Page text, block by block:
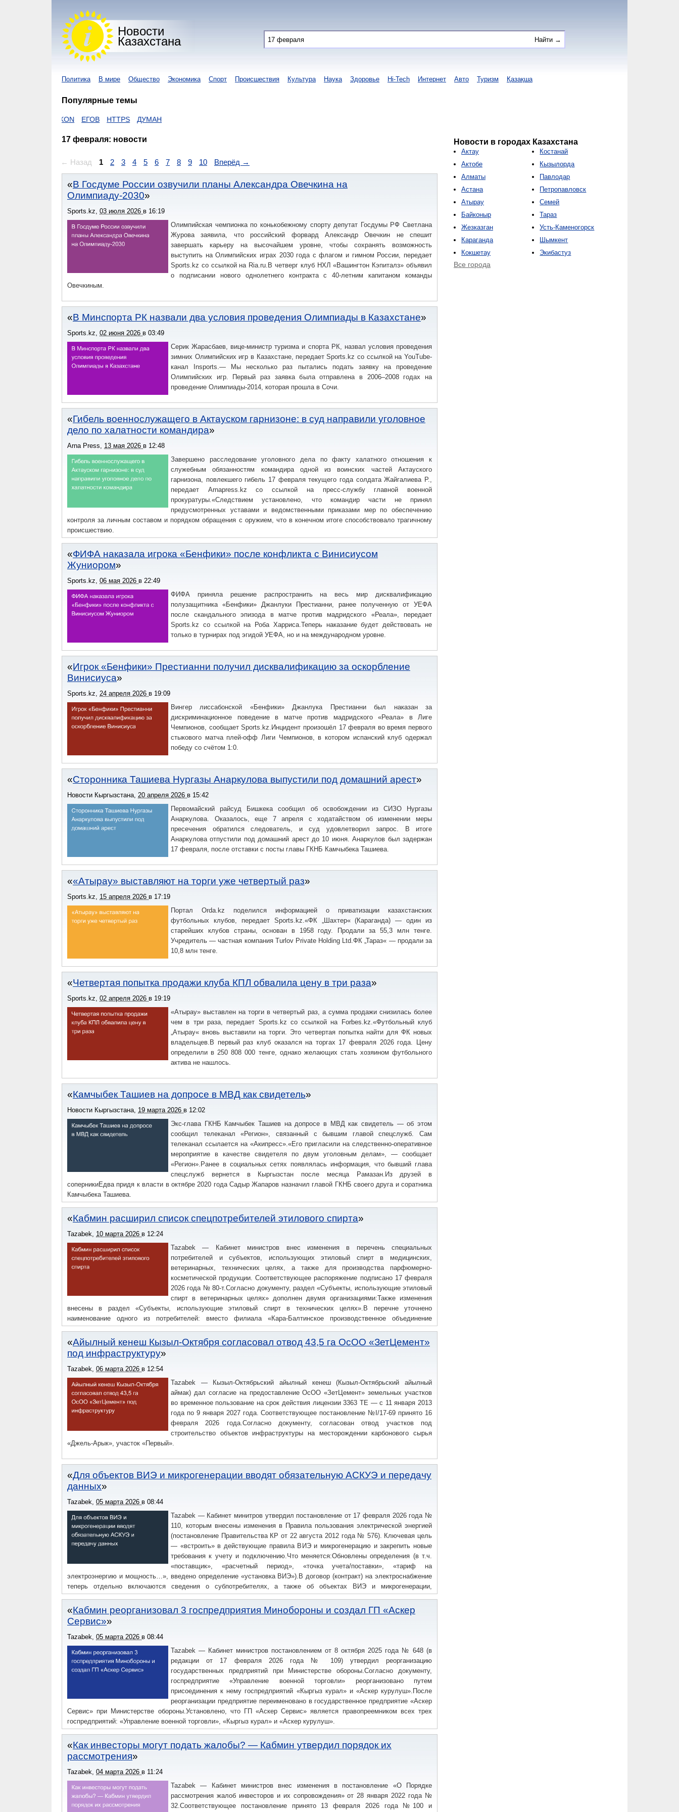
Новости
Казахстана
Политика В мире Общество Экономика Спорт Происшествия Культура Наука Здоровье Hi-Tech Интернет Авто Туризм Қазақша
Популярные темы
ЕГОВ HTTPS ДУМАН
17 февраля: новости
← Назад 1 2 3 4 5 6 7 8 9 10 Вперёд →
В Госдуме России озвучили планы Александра Овечкина на
Олимпиаду-2030
Sports.kz, 03 июля 2026 в 16:19
Олимпийская чемпионка по конькобежному спорту депутат Госдумы РФ Светлана
Журова заявила, что российский форвард Александр Овечкин не спешит
завершать карьеру на высочайшем уровне, чтобы сохранять возможность
выступить на Олимпийских играх 2030 года с флагом и гимном России, передает
Sports.kz со ссылкой на Ria.ru.В четверг клуб НХЛ «Вашингтон Кэпиталз» объявил
о подписании нового однолетнего контракта с 40-летним капитаном команды
Овечкиным.
В Минспорта РК назвали два условия проведения Олимпиады в Казахстане
Sports.kz, 02 июня 2026 в 03:49
Серик Жарасбаев, вице-министр туризма и спорта РК, назвал условия проведения
зимних Олимпийских игр в Казахстане, передает Sports.kz со ссылкой на YouTube-
канал Insports.— Мы несколько раз пытались подать заявку на проведение
Олимпийских игр. Первый раз заявка была отправлена в 2006–2008 годах на
проведение Олимпиады-2014, которая прошла в Сочи.
Гибель военнослужащего в Актауском гарнизоне: в суд направили уголовное
дело по халатности командира
Arna Press, 13 мая 2026 в 12:48
Завершено расследование уголовного дела по факту халатного отношения к
служебным обязанностям командира одной из воинских частей Актауского
гарнизона, повлекшего гибель 17 февраля текущего года солдата Жайгалиева Р.,
передает Arnapress.kz со ссылкой на пресс-службу главной военной
прокуратуры.«Следствием установлено, что командир части не принял
предусмотренных уставами и ведомственными приказами мер по обеспечению
контроля за личным составом и порядком обращения с оружием, что в конечном итоге способствовало трагичному
происшествию.
ФИФА наказала игрока «Бенфики» после конфликта с Винисиусом
Жуниором
Sports.kz, 06 мая 2026 в 22:49
ФИФА приняла решение распространить на весь мир дисквалификацию
полузащитника «Бенфики» Джанлуки Престианни, ранее полученную от УЕФА
после скандального эпизода в матче против мадридского «Реала», передает
Sports.kz со ссылкой на Роба Харриса.Теперь наказание будет действовать не
только в турнирах под эгидой УЕФА, но и на международном уровне.
Игрок «Бенфики» Престианни получил дисквалификацию за оскорбление
Винисиуса
Sports.kz, 24 апреля 2026 в 19:09
Вингер лиссабонской «Бенфики» Джанлука Престианни был наказан за
дискриминационное поведение в матче против мадридского «Реала» в Лиге
Чемпионов, сообщает Sports.kz.Инцидент произошёл 17 февраля во время первого
стыкового матча плей-офф Лиги Чемпионов, в котором испанский клуб одержал
победу со счётом 1:0.
Сторонника Ташиева Нургазы Анаркулова выпустили под домашний арест
Новости Кыргызстана, 20 апреля 2026 в 15:42
Первомайский райсуд Бишкека сообщил об освобождении из СИЗО Нургазы
Анаркулова. Оказалось, еще 7 апреля с ходатайством об изменении меры
пресечения обратился следователь, и суд удовлетворил запрос. В итоге
Анаркулова отпустили под домашний арест до 10 июня. Анаркулов был задержан
17 февраля, после отставки с посты главы ГКНБ Камчыбека Ташиева.
«Атырау» выставляют на торги уже четвертый раз
Sports.kz, 15 апреля 2026 в 17:19
Портал Orda.kz поделился информацией о приватизации казахстанских
футбольных клубов, передает Sports.kz.«ФК „Шахтер« (Караганда) — один из
старейших клубов страны, основан в 1958 году. Продали за 55,3 млн тенге.
Учредитель — частная компания Turlov Private Holding Ltd.ФК „Тараз« — продали за
10,8 млн тенге.
Четвертая попытка продажи клуба КПЛ обвалила цену в три раза
Sports.kz, 02 апреля 2026 в 19:19
«Атырау» выставлен на торги в четвертый раз, а сумма продажи снизилась более
чем в три раза, передает Sports.kz со ссылкой на Forbes.kz.«Футбольный клуб
„Атырау« вновь выставили на торги. Это четвертая попытка найти для ФК новых
владельцев.В первый раз клуб оказался на торгах 17 февраля 2026 года. Цену
определили в 250 808 000 тенге, однако желающих стать хозяином футбольного
актива не нашлось.
Камчыбек Ташиев на допросе в МВД как свидетель
Новости Кыргызстана, 19 марта 2026 в 12:02
Экс-глава ГКНБ Камчыбек Ташиев на допросе в МВД как свидетель — об этом
сообщил телеканал «Регион», связанный с бывшим главой спецслужб. Сам
телеканал ссылается на «Акипресс».«Его пригласили на следственно-оперативное
мероприятие в качестве свидетеля по двум уголовным делам», — сообщает
«Регион».Ранее в социальных сетях появлялась информация, что бывший глава
спецслужб вернется в Кыргызстан после месяца Рамазан.Из друзей в
соперникиЕдва придя к власти в октябре 2020 года Садыр Жапаров назначил главой ГКНБ своего друга и соратника
Камчыбека Ташиева.
Кабмин расширил список спецпотребителей этилового спирта
Tazabek, 10 марта 2026 в 12:24
Tazabek — Кабинет министров внес изменения в перечень специальных
потребителей и субъектов, использующих этиловый спирт в медицинских,
ветеринарных, технических целях, а также для производства парфюмерно-
косметической продукции. Соответствующее распоряжение подписано 17 февраля
2026 года № 80-т.Согласно документу, раздел «Субъекты, использующие этиловый
спирт в ветеринарных целях» дополнен двумя организациями:Также изменения
внесены в раздел «Субъекты, использующие этиловый спирт в технических целях».В перечне уточнено
наименование одного из потребителей: вместо филиала «Кара-Балтинское производственное объединение
электротеплоснабжения и водообеспечения» ГП «Кыргызтеплоэнерго» указано муниципальное предприятие «Кара-
Балтинская теплоэлектроцентраль».Кроме того, список дополнен 4 новыми пунктами: Полный список могут
прочитать подписчики TazabekПЕРЕЧЕНЬЗа последними событиями следите через наш Твиттер @tazabek
Айылный кенеш Кызыл-Октября согласовал отвод 43,5 га ОсОО «ЗетЦемент»
под инфраструктуру
Tazabek, 06 марта 2026 в 12:54
Tazabek — Кызыл-Октябрьский айылный кенеш (Кызыл-Октябрьский айылный
аймак) дал согласие на предоставление ОсОО «ЗетЦемент» земельных участков
во временное пользование на срок действия лицензии 3363 ТЕ — с 11 января 2013
года по 9 января 2027 года. Соответствующее постановление №I/17-69 принято 16
февраля 2026 года.Согласно документу, согласован отвод участков под
строительство объектов инфраструктуры на месторождении карбонового сырья
«Джель-Арык», участок «Первый».
Для объектов ВИЭ и микрогенерации вводят обязательную АСКУЭ и передачу
данных
Tazabek, 05 марта 2026 в 08:44
Tazabek — Кабинет минитров утвердил постановление от 17 февраля 2026 года №
110, которым внесены изменения в Правила пользования электрической энергией
(постановление Правительства КР от 22 августа 2012 года № 576). Ключевая цель
— «встроить» в действующие правила ВИЭ и микрогенерацию и закрепить новые
требования к учету и подключению.Что меняется:Обновлены определения (в т.ч.
«поставщик», «расчетный период», «точка учета/поставки», «тариф на
электроэнергию и мощность…», введено определение «установка ВИЭ»).В договор (контракт) на электроснабжение
теперь отдельно включаются сведения о субпотребителях, а также об объектах ВИЭ и микрогенерации,
используемых потребителем для собственных нужд (наименование, мощность, учет, тарифы и др.).Усилен
технический блок безопасности: запрещен ввод автономных источников без решения, исключающего подачу
напряжения во внешнюю сеть (перекидной рубильник/автоматическое или ручное устройство).В обязанностях
потребителя закреплены требования к релейной защите и автоматике и к согласованию схем АВР и присоединения
установок ВИЭ.Вводится жесткое требование по учету:Появился отдельный пункт 58-1: счетчики на точках
подключения ВИЭ малой мощности (5–100 кВт) должны соответствовать требованиям АСКУЭ, быть в Госреестре
средств измерений и допущены к интеграции в ЦССОД.
Кабмин реорганизовал 3 госпредприятия Минобороны и создал ГП «Аскер
Сервис»
Tazabek, 05 марта 2026 в 08:44
Tazabek — Кабинет министров постановлением от 8 октября 2025 года № 648 (в
редакции от 17 февраля 2026 года № 109) утвердил реорганизацию
государственных предприятий при Министерстве обороны.Согласно документу,
госпредприятие «Управление военной торговли» реорганизовано путем
присоединения к нему госпредприятий «Кыргыз курал» и «Аскер курулуш».После
реорганизации предприятие переименовано в государственное предприятие «Аскер
Сервис» при Министерстве обороны.Установлено, что ГП «Аскер Сервис» является правопреемником всех трех
госпредприятий: «Управление военной торговли», «Кыргыз курал» и «Аскер курулуш».
Как инвесторы могут подать жалобы? — Кабмин утвердил порядок их
рассмотрения
Tazabek, 04 марта 2026 в 11:24
Tazabek — Кабинет министров внес изменения в постановление «О Порядке
рассмотрения жалоб инвесторов и их сопровождения» от 28 января 2022 года №
32.Соответствующее постановление принято 13 февраля 2026 года №100 и
Новости в городах Казахстана
Актау
Актобе
Алматы
Астана
Атырау
Байконыр
Жезказган
Караганда
Кокшетау
Костанай
Кызылорда
Павлодар
Петропавловск
Семей
Тараз
Усть-Каменогорск
Шымкент
Экибастуз
Все города